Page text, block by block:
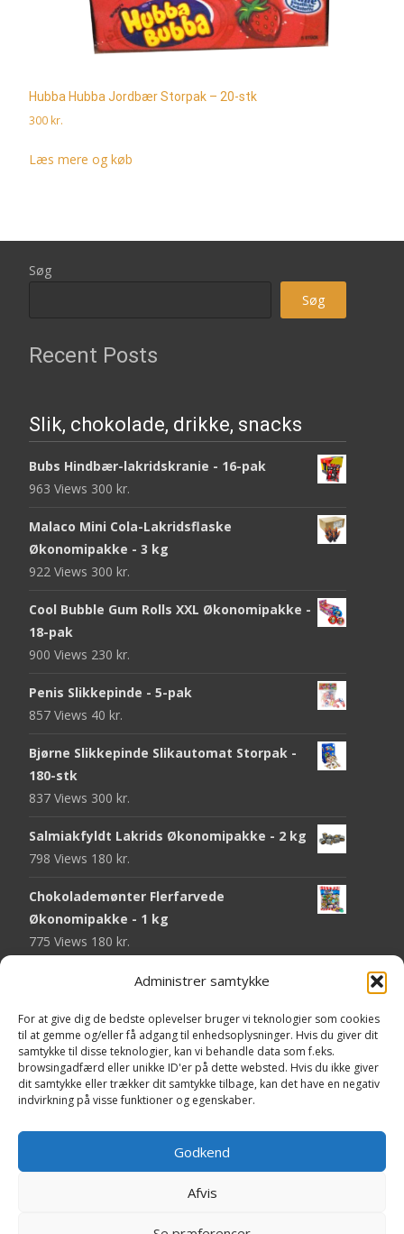
Administrer samtykke
For at give dig de bedste oplevelser bruger vi teknologier som cookies
til at gemme og/eller få adgang til enhedsoplysninger. Hvis du giver dit
samtykke til disse teknologier, kan vi behandle data som f.eks.
browsingadfærd eller unikke ID'er på dette websted. Hvis du ikke giver
dit samtykke eller trækker dit samtykke tilbage, kan det have en negativ
indvirkning på visse funktioner og egenskaber.
Godkend
Afvis
Hubba Hubba Jordbær Storpak – 20-stk
300 kr.
Læs mere og køb
Søg
Søg
Recent Posts
Slik, chokolade, drikke, snacks
Bubs Hindbær-lakridskranie - 16-pak
963 Views 300 kr.
Malaco Mini Cola-Lakridsflaske
Økonomipakke - 3 kg
922 Views 300 kr.
Cool Bubble Gum Rolls XXL Økonomipakke -
18-pak
900 Views 230 kr.
Penis Slikkepinde - 5-pak
857 Views 40 kr.
Bjørne Slikkepinde Slikautomat Storpak -
180-stk
837 Views 300 kr.
Salmiakfyldt Lakrids Økonomipakke - 2 kg
798 Views 180 kr.
Chokolademønter Flerfarvede
Økonomipakke - 1 kg
775 Views 180 kr.
Malaco Stjerner Lakrids - 92 gram
Pringles Hot & Spicy - 165 gram
751 Views40 kr.
Fini Krudttønder Tyggegummi